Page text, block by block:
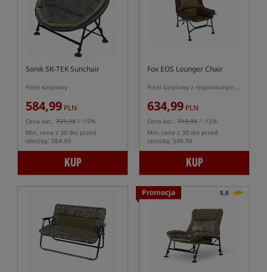
Sonik SK-TEK Sunchair
Fotel karpiowy
584,99 PLN
Cena kat.: 721,99 / -19%
Min. cena z 30 dni przed
obniżką: 584.99
KUP
Fox EOS Lounger Chair
Fotel karpiowy z regulowanym oparciem
634,99 PLN
Cena kat.: 719,99 / -12%
Min. cena z 30 dni przed
obniżką: 549.99
KUP
Promocja 5,0